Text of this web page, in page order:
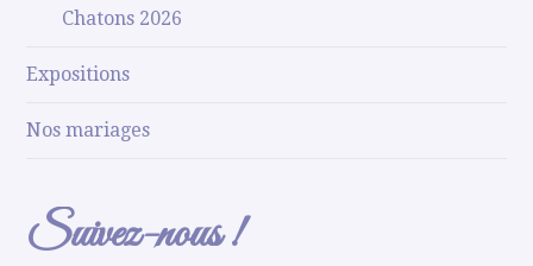
Chatons 2026
Expositions
Nos mariages
Suivez-nous !